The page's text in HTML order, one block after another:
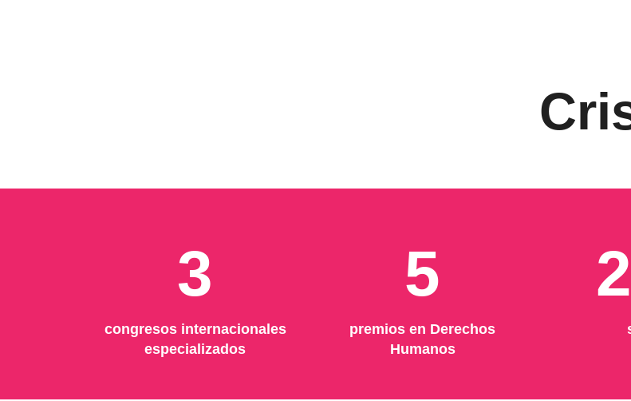
3
congresos internacionales
especializados
5
premios en Derechos
Humanos